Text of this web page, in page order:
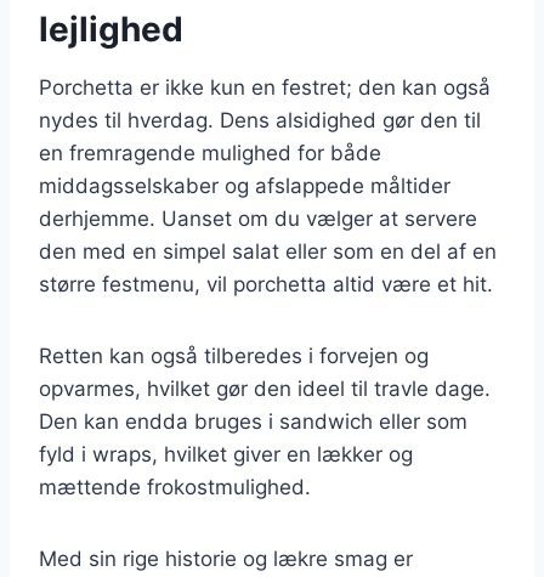
lejlighed
Porchetta er ikke kun en festret; den kan også
nydes til hverdag. Dens alsidighed gør den til
en fremragende mulighed for både
middagsselskaber og afslappede måltider
derhjemme. Uanset om du vælger at servere
den med en simpel salat eller som en del af en
større festmenu, vil porchetta altid være et hit.
Retten kan også tilberedes i forvejen og
opvarmes, hvilket gør den ideel til travle dage.
Den kan endda bruges i sandwich eller som
fyld i wraps, hvilket giver en lækker og
mættende frokostmulighed.
Med sin rige historie og lækre smag er